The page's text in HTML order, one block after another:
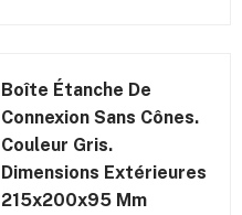
Boîte Étanche De
Connexion Sans Cônes.
Couleur Gris.
Dimensions Extérieures
215x200x95 Mm